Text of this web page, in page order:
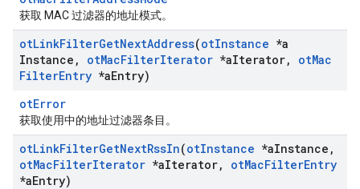
获取 MAC 过滤器的地址模式。
otLinkFilterGetNextAddress(otInstance *a
Instance , otMacFilterIterator *aIterator, otMac
FilterEntry *aEntry)
otError
获取使用中的地址过滤器条目。
otLinkFilterGetNextRssIn(otInstance *aInstance ,
otMacFilterIterator *aIterator, otMacFilterEntry
*aEntry)